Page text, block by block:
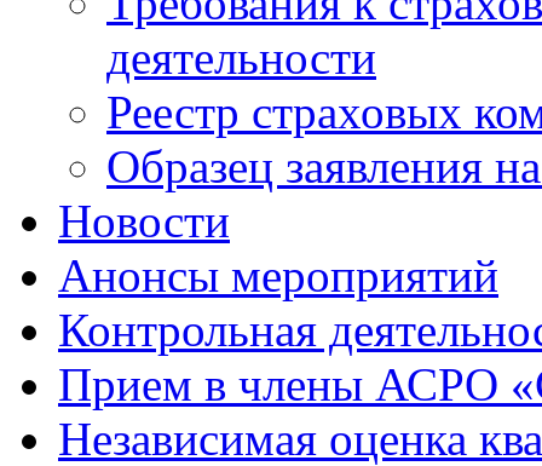
деятельности
Реестр страховых
Образец заявления
Новости
Анонсы мероприятий
Контрольная
Прием в члены АСРО
Независимая оценка